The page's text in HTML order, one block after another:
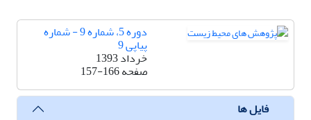
دوره 5، شماره 9 - شماره
پیاپی 9
خرداد 1393
صفحه157-166
فایل ها